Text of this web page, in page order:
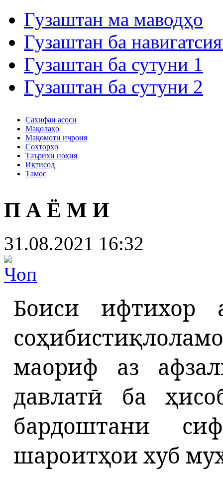
Гузаштан ма маводҳо
Гузаштан ба
Гузаштан ба сутуни 1
Гузаштан ба сутуни 2
Саҳифаи асоси
Мақолаҳо
Мақомоти иҷроия
Сохторҳо
Таърихи ноҳия
Иқтисод
Тамос
П А Ё М И
31.08.2021 16:32
Боиси ифтихор
маориф аз
давлатӣ ба
бардоштани
шароитҳои хуб